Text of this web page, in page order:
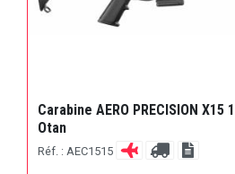
Carabine AERO PRECISION X15
Otan
Réf. : AEC1515